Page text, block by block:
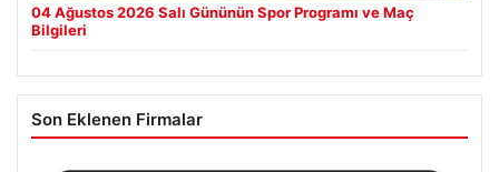
04 Ağustos 2026 Salı Gününün Spor Programı ve Maç
Bilgileri
Son Eklenen Firmalar